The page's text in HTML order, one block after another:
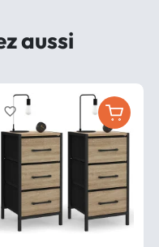
aussi
favorite_border